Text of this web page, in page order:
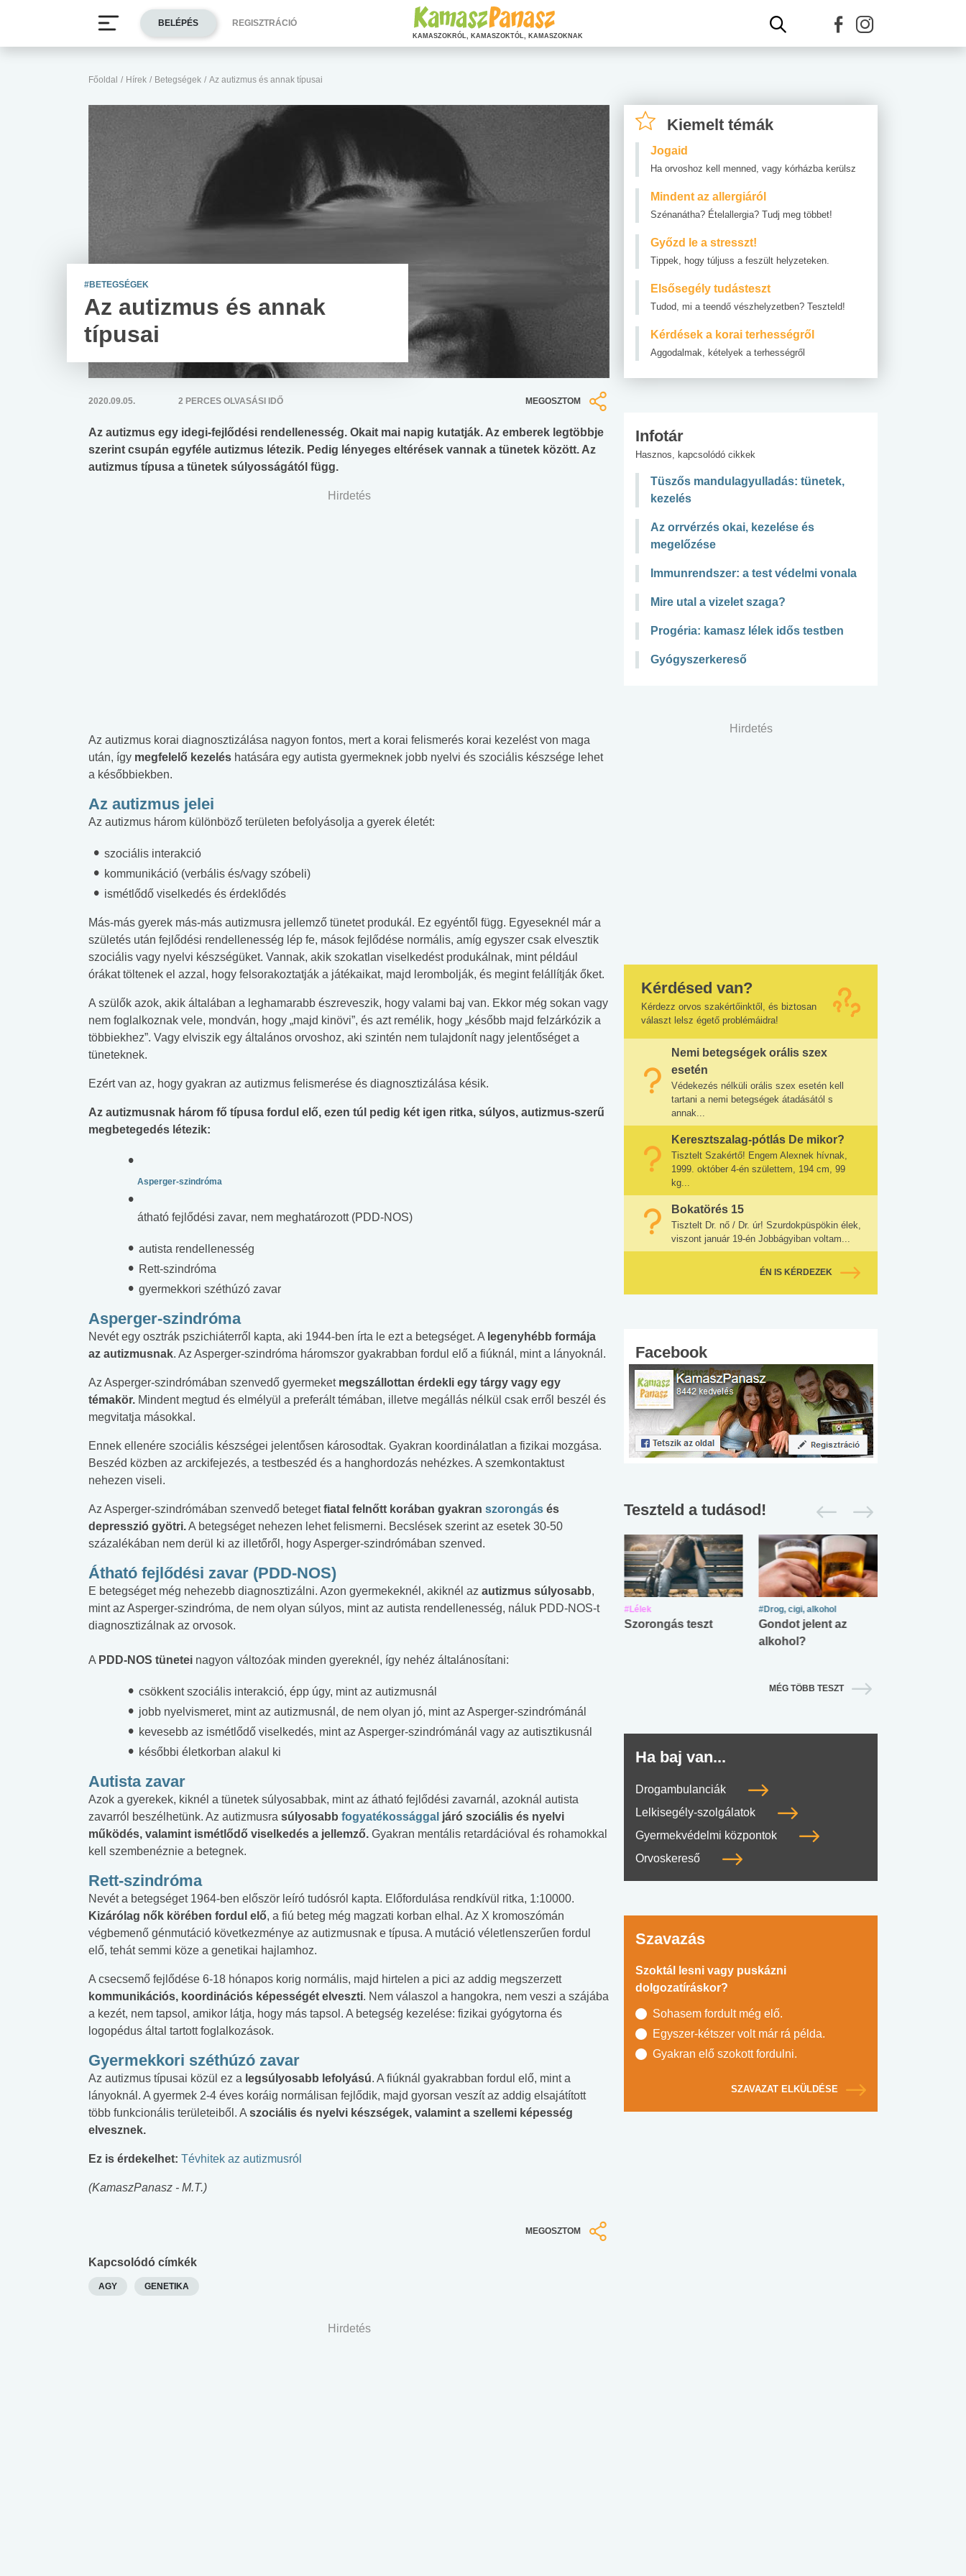
Főoldal / Hírek / Betegségek / Az autizmus és annak típusai
#BETEGSÉGEK
Az autizmus és annak
típusai
2020.09.05. 2 PERCES OLVASÁSI IDŐ MEGOSZTOM
Az autizmus egy idegi-fejlődési rendellenesség. Okait mai napig kutatják. Az emberek legtöbbje
szerint csupán egyféle autizmus létezik. Pedig lényeges eltérések vannak a tünetek között. Az
autizmus típusa a tünetek súlyosságától függ.
Hirdetés
Az autizmus korai diagnosztizálása nagyon fontos, mert a korai felismerés korai kezelést von maga
után, így megfelelő kezelés hatására egy autista gyermeknek jobb nyelvi és szociális készsége lehet
a későbbiekben.
Az autizmus jelei
Az autizmus három különböző területen befolyásolja a gyerek életét:
szociális interakció
kommunikáció (verbális és/vagy szóbeli)
ismétlődő viselkedés és érdeklődés
Más-más gyerek más-más autizmusra jellemző tünetet produkál. Ez egyéntől függ. Egyeseknél már a
születés után fejlődési rendellenesség lép fe, mások fejlődése normális, amíg egyszer csak elvesztik
szociális vagy nyelvi készségüket. Vannak, akik szokatlan viselkedést produkálnak, mint például
órákat töltenek el azzal, hogy felsorakoztatják a játékaikat, majd lerombolják, és megint felállítják őket.
A szülők azok, akik általában a leghamarabb észreveszik, hogy valami baj van. Ekkor még sokan vagy
nem foglalkoznak vele, mondván, hogy „majd kinövi”, és azt remélik, hogy „később majd felzárkózik a
többiekhez”. Vagy elviszik egy általános orvoshoz, aki szintén nem tulajdonít nagy jelentőséget a
tüneteknek.
Ezért van az, hogy gyakran az autizmus felismerése és diagnosztizálása késik.
Az autizmusnak három fő típusa fordul elő, ezen túl pedig két igen ritka, súlyos, autizmus-szerű
megbetegedés létezik:
Asperger-szindróma
átható fejlődési zavar, nem meghatározott (PDD-NOS)
autista rendellenesség
Rett-szindróma
gyermekkori széthúzó zavar
Asperger-szindróma
Nevét egy osztrák pszichiáterről kapta, aki 1944-ben írta le ezt a betegséget. A legenyhébb formája
az autizmusnak. Az Asperger-szindróma háromszor gyakrabban fordul elő a fiúknál, mint a lányoknál.
Az Asperger-szindrómában szenvedő gyermeket megszállottan érdekli egy tárgy vagy egy
témakör. Mindent megtud és elmélyül a preferált témában, illetve megállás nélkül csak erről beszél és
megvitatja másokkal.
Ennek ellenére szociális készségei jelentősen károsodtak. Gyakran koordinálatlan a fizikai mozgása.
Beszéd közben az arckifejezés, a testbeszéd és a hanghordozás nehézkes. A szemkontaktust
nehezen viseli.
Az Asperger-szindrómában szenvedő betegetfiatal felnőtt korában gyakran szorongás és
depresszió gyötri.A betegséget nehezen lehet felismerni. Becslések szerint az esetek 30-50
százalékában nem derül ki az illetőről, hogy Asperger-szindrómában szenved.
Átható fejlődési zavar (PDD-NOS)
E betegséget még nehezebb diagnosztizálni. Azon gyermekeknél, akiknél az autizmus súlyosabb,
mint az Asperger-szindróma, de nem olyan súlyos, mint az autista rendellenesség, náluk PDD-NOS-t
diagnosztizálnak az orvosok.
A PDD-NOS tünetei nagyon változóak minden gyereknél, így nehéz általánosítani:
csökkent szociális interakció, épp úgy, mint az autizmusnál
jobb nyelvismeret, mint az autizmusnál, de nem olyan jó, mint az Asperger-szindrómánál
kevesebb az ismétlődő viselkedés, mint az Asperger-szindrómánál vagy az autisztikusnál
későbbi életkorban alakul ki
Autista zavar
Azok a gyerekek, kiknél a tünetek súlyosabbak, mint az átható fejlődési zavarnál, azoknál autista
zavarról beszélhetünk. Az autizmusra súlyosabb fogyatékossággal járó szociális és nyelvi
működés, valamint ismétlődő viselkedés a jellemző. Gyakran mentális retardációval és rohamokkal
kell szembenéznie a betegnek.
Rett-szindróma
Nevét a betegséget 1964-ben először leíró tudósról kapta. Előfordulása rendkívül ritka, 1:10000.
Kizárólag nők körében fordul elő, a fiú beteg még magzati korban elhal. Az X kromoszómán
végbemenő génmutáció következménye az autizmusnak e típusa. A mutáció véletlenszerűen fordul
elő, tehát semmi köze a genetikai hajlamhoz.
A csecsemő fejlődése 6-18 hónapos korig normális, majd hirtelen a pici az addig megszerzett
kommunikációs, koordinációs képességét elveszti. Nem válaszol a hangokra, nem veszi a szájába
a kezét, nem tapsol, amikor látja, hogy más tapsol. A betegség kezelése: fizikai gyógytorna és
logopédus által tartott foglalkozások.
Gyermekkori széthúzó zavar
Az autizmus típusai közül ez a legsúlyosabb lefolyású. A fiúknál gyakrabban fordul elő, mint a
lányoknál. A gyermek 2-4 éves koráig normálisan fejlődik, majd gyorsan veszít az addig elsajátított
több funkcionális területeiből. A szociális és nyelvi készségek, valamint a szellemi képesség
elvesznek.
Ez is érdekelhet: Tévhitek az autizmusról
(KamaszPanasz - M.T.)
MEGOSZTOM
Kapcsolódó címkék
AGY GENETIKA
Hirdetés
Kiemelt témák
Jogaid
Ha orvoshoz kell menned, vagy kórházba kerülsz
Mindent az allergiáról
Szénanátha? Ételallergia? Tudj meg többet!
Győzd le a stresszt!
Tippek, hogy túljuss a feszült helyzeteken.
Elsősegély tudásteszt
Tudod, mi a teendő vészhelyzetben? Teszteld!
Kérdések a korai terhességről
Aggodalmak, kételyek a terhességről
Infotár
Hasznos, kapcsolódó cikkek
Tüszős mandulagyulladás: tünetek,
kezelés
Az orrvérzés okai, kezelése és
megelőzése
Immunrendszer: a test védelmi vonala
Mire utal a vizelet szaga?
Progéria: kamasz lélek idős testben
Gyógyszerkereső
Hirdetés
Kérdésed van?
Kérdezz orvos szakértőinktől, és biztosan
választ lelsz égető problémáidra!
Nemi betegségek orális szex
esetén
Védekezés nélküli orális szex esetén kell
tartani a nemi betegségek átadásától s
annak...
Keresztszalag-pótlás De mikor?
Tisztelt Szakértő! Engem Alexnek hívnak,
1999. október 4-én születtem, 194 cm, 99
kg...
Bokatörés 15
Tisztelt Dr. nő / Dr. úr! Szurdokpüspökin élek,
viszont január 19-én Jobbágyiban voltam...
ÉN IS KÉRDEZEK
Facebook
Teszteld a tudásod!
#Zöldövezet
Mekkora az ökológiai
#Betegségek
Elsősegély
#Suli, munka
No.42
#Suli, munka #Lélek
Szorongás teszt
#Drog, cigi, alkohol
Gondot jelent az
alkohol?
MÉG TÖBB TESZT
Ha baj van...
Drogambulanciák
Lelkisegély-szolgálatok
Gyermekvédelmi központok
Orvoskereső
Szavazás
Szoktál lesni vagy puskázni
dolgozatíráskor?
Sohasem fordult még elő.
Egyszer-kétszer volt már rá példa.
Gyakran elő szokott fordulni.
SZAVAZAT ELKÜLDÉSE
BELÉPÉS REGISZTRÁCIÓ
KAMASZOKRÓL, KAMASZOKTÓL, KAMASZOKNAK